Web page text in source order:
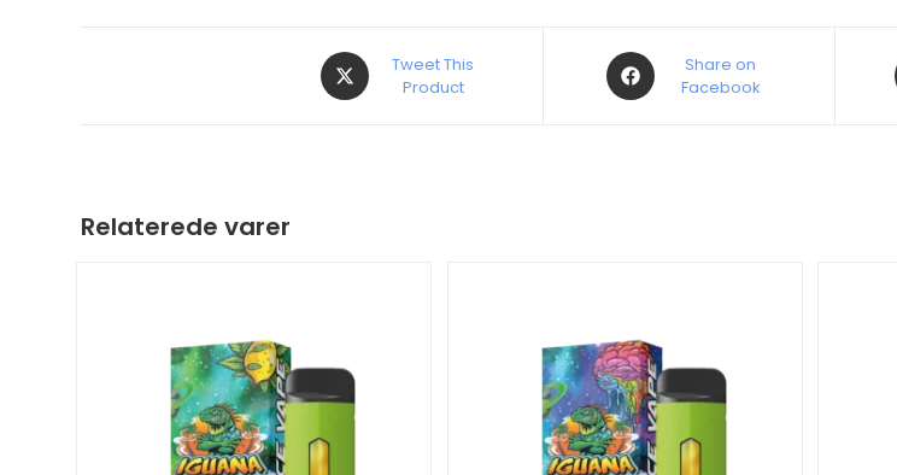
Tweet This
Product
Share on
Facebook
Relaterede varer